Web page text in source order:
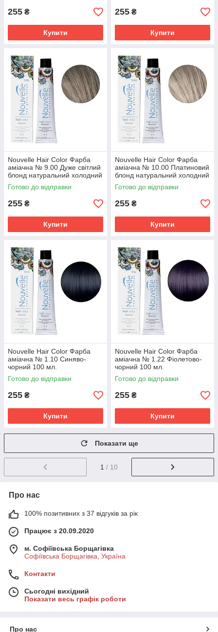
255 ₴
Купити
255 ₴
Купити
Nouvelle Hair Color Фарба
аміачна № 9.00 Дуже світлий
блонд натуральний холодний
100 мл.
Готово до відправки
255 ₴
Купити
Nouvelle Hair Color Фарба
аміачна № 10.00 Платиновий
блонд натуральний холодний
100 мл.
Готово до відправки
255 ₴
Купити
Nouvelle Hair Color Фарба
аміачна № 1.10 Синяво-
чорний 100 мл.
Готово до відправки
255 ₴
Купити
Nouvelle Hair Color Фарба
аміачна № 1.22 Фіолетово-
чорний 100 мл.
Готово до відправки
255 ₴
Купити
Показати ще
1 / 10
Про нас
100% позитивних з 37 відгуків за рік
Працює з 20.09.2020
м. Софіївська Борщагівка
Софіївська Борщагівка, Україна
Контакти
Сьогодні вихідний
Показати весь графік роботи
Про нас